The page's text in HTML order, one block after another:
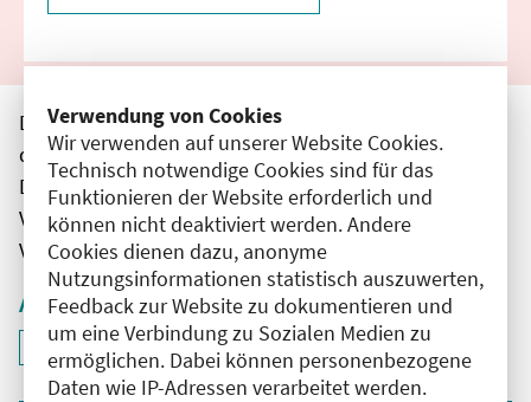
Verwendung von Cookies
Wir verwenden auf unserer Website Cookies.
Technisch notwendige Cookies sind für das
Funktionieren der Website erforderlich und
können nicht deaktiviert werden. Andere
Cookies dienen dazu, anonyme
Nutzungsinformationen statistisch auszuwerten,
Feedback zur Website zu dokumentieren und
um eine Verbindung zu Sozialen Medien zu
ermöglichen. Dabei können personenbezogene
Daten wie IP-Adressen verarbeitet werden.
Die hier aufgeführten Veranstaltungen entsprechen
den unmittelbar vom Veranstalter getätigten Angaben.
Die Ärztekammer Berlin übernimmt keine
Verantwortung für den Inhalt, die Haftung obliegt dem
Veranstalter.
Aktive Filter
Filter
ID: ANT-2601120
deaktivieren und Suchergebnisse neu laden